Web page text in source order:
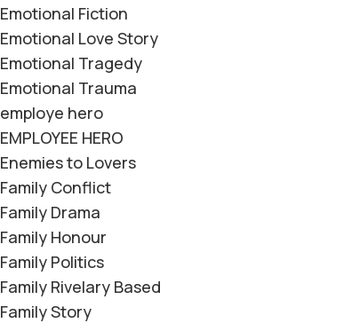
Emotional Fiction
Emotional Love Story
Emotional Tragedy
Emotional Trauma
employe hero
EMPLOYEE HERO
Enemies to Lovers
Family Conflict
Family Drama
Family Honour
Family Politics
Family Rivelary Based
Family Story